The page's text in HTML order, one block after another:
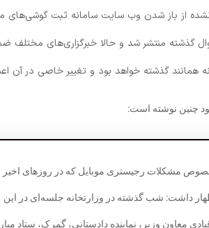
نشده از باز شدن وب سایت سامانه ثبت گوشی‌های
گذشته منتشر شد و حالا خبرگزاری‌های مختلف
همانند گذشته خواهد بود و تغییر خاصی در آن
چنین نوشته است:
مشکلات رجیستری موبایل که در روزهای اخیر
داشت: شب گذشته در وزارتخانه جلسه‌‌ای در این
معاون وزیر، نماینده دادستانی، گمرک، ستاد